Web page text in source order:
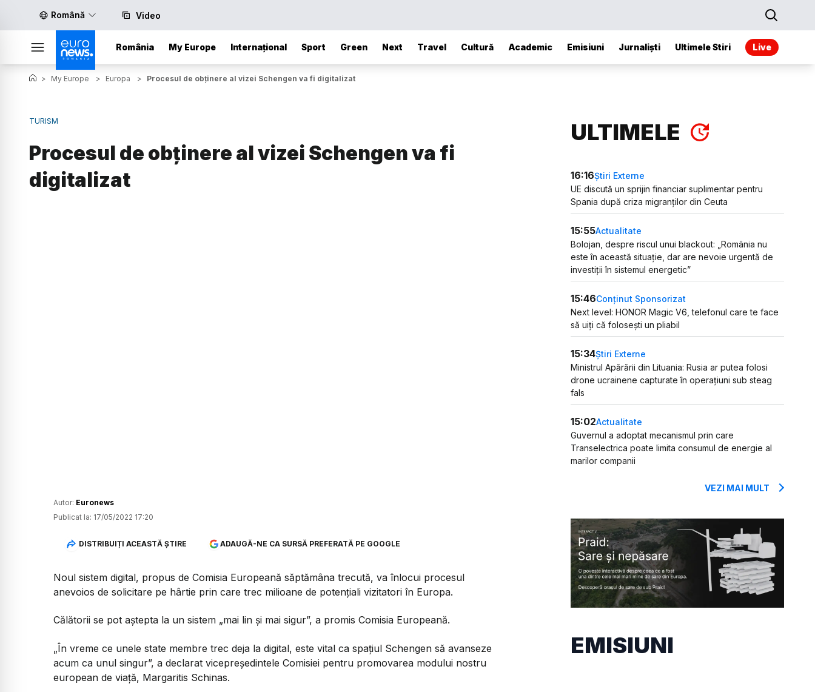
Română Video
România My Europe Internațional Sport Green Next Travel Cultură Academic Emisiuni Jurnaliști Ultimele Stiri Live
> My Europe > Europa > Procesul de obținere al vizei Schengen va fi digitalizat
TURISM
Procesul de obținere al vizei Schengen va fi
digitalizat
Autor: Euronews
Publicat la: 17/05/2022 17:20
DISTRIBUIȚI ACEASTĂ ȘTIRE ADAUGĂ-NE CA SURSĂ PREFERATĂ PE GOOGLE
Noul sistem digital, propus de Comisia Europeană săptămâna trecută, va înlocui procesul
anevoios de solicitare pe hârtie prin care trec milioane de potențiali vizitatori în Europa.
Călătorii se pot aștepta la un sistem „mai lin și mai sigur”, a promis Comisia Europeană.
„În vreme ce unele state membre trec deja la digital, este vital ca spațiul Schengen să avanseze
acum ca unul singur”, a declarat vicepreședintele Comisiei pentru promovarea modului nostru
european de viață, Margaritis Schinas.
ULTIMELE
16:16Știri Externe
UE discută un sprijin financiar suplimentar pentru
Spania după criza migranților din Ceuta
15:55Actualitate
Bolojan, despre riscul unui blackout: „România nu
este în această situație, dar are nevoie urgentă de
investiții în sistemul energetic”
15:46Conținut Sponsorizat
Next level: HONOR Magic V6, telefonul care te face
să uiți că folosești un pliabil
15:34Știri Externe
Ministrul Apărării din Lituania: Rusia ar putea folosi
drone ucrainene capturate în operațiuni sub steag
fals
15:02Actualitate
Guvernul a adoptat mecanismul prin care
Transelectrica poate limita consumul de energie al
marilor companii
VEZI MAI MULT
EMISIUNI